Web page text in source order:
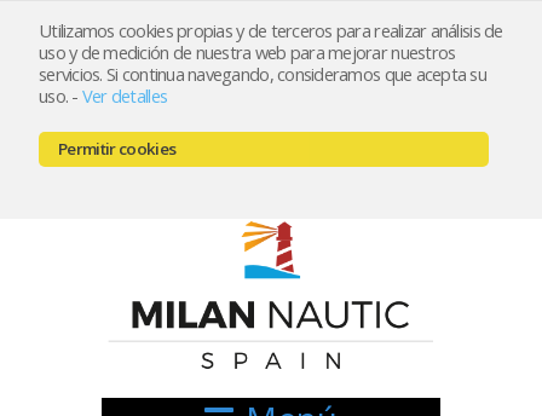
Utilizamos cookies propias y de terceros para realizar análisis de
uso y de medición de nuestra web para mejorar nuestros
servicios. Si continua navegando, consideramos que acepta su
uso. - Ver detalles
Permitir cookies
Registrarse Mi cuenta
666521122 // 654999333